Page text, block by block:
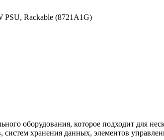
PSU, Rackable (8721A1G)
оборудования, которое подходит для
хранения данных, элементов